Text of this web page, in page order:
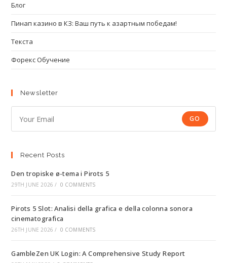
Блог
Пинап казино в КЗ: Ваш путь к азартным победам!
Текста
Форекс Обучение
Newsletter
GO
Recent Posts
Den tropiske ø-tema i Pirots 5
29TH JUNE 2026 / 0 COMMENTS
Pirots 5 Slot: Analisi della grafica e della colonna sonora
cinematografica
26TH JUNE 2026 / 0 COMMENTS
GambleZen UK Login: A Comprehensive Study Report